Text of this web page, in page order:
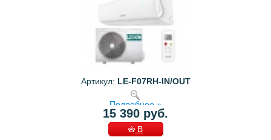
Артикул: LE-F07RH-IN/OUT
Подробнее »
15 390 руб.
В